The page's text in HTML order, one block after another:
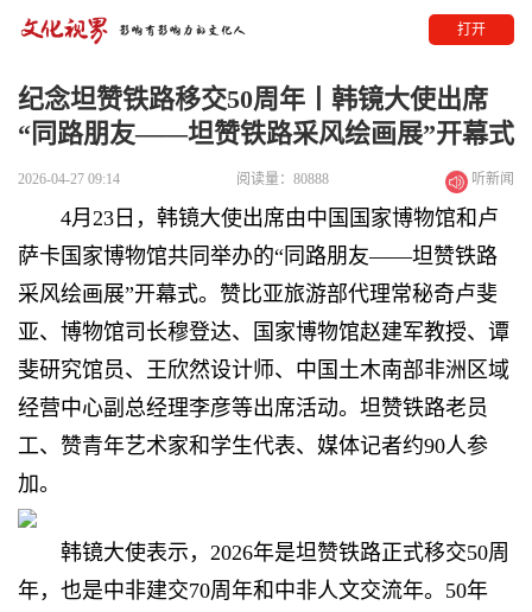
打开
纪念坦赞铁路移交50周年丨韩镜大使出席
“同路朋友——坦赞铁路采风绘画展”开幕式
2026-04-27 09:14 阅读量：80888 听新闻
4月23日，韩镜大使出席由中国国家博物馆和卢
萨卡国家博物馆共同举办的“同路朋友——坦赞铁路
采风绘画展”开幕式。赞比亚旅游部代理常秘奇卢斐
亚、博物馆司长穆登达、国家博物馆赵建军教授、谭
斐研究馆员、王欣然设计师、中国土木南部非洲区域
经营中心副总经理李彦等出席活动。坦赞铁路老员
工、赞青年艺术家和学生代表、媒体记者约90人参
加。
韩镜大使表示，2026年是坦赞铁路正式移交50周
年，也是中非建交70周年和中非人文交流年。50年